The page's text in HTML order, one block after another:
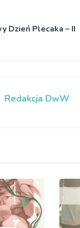
Dzień Plecaka – II
Redakcja DwW